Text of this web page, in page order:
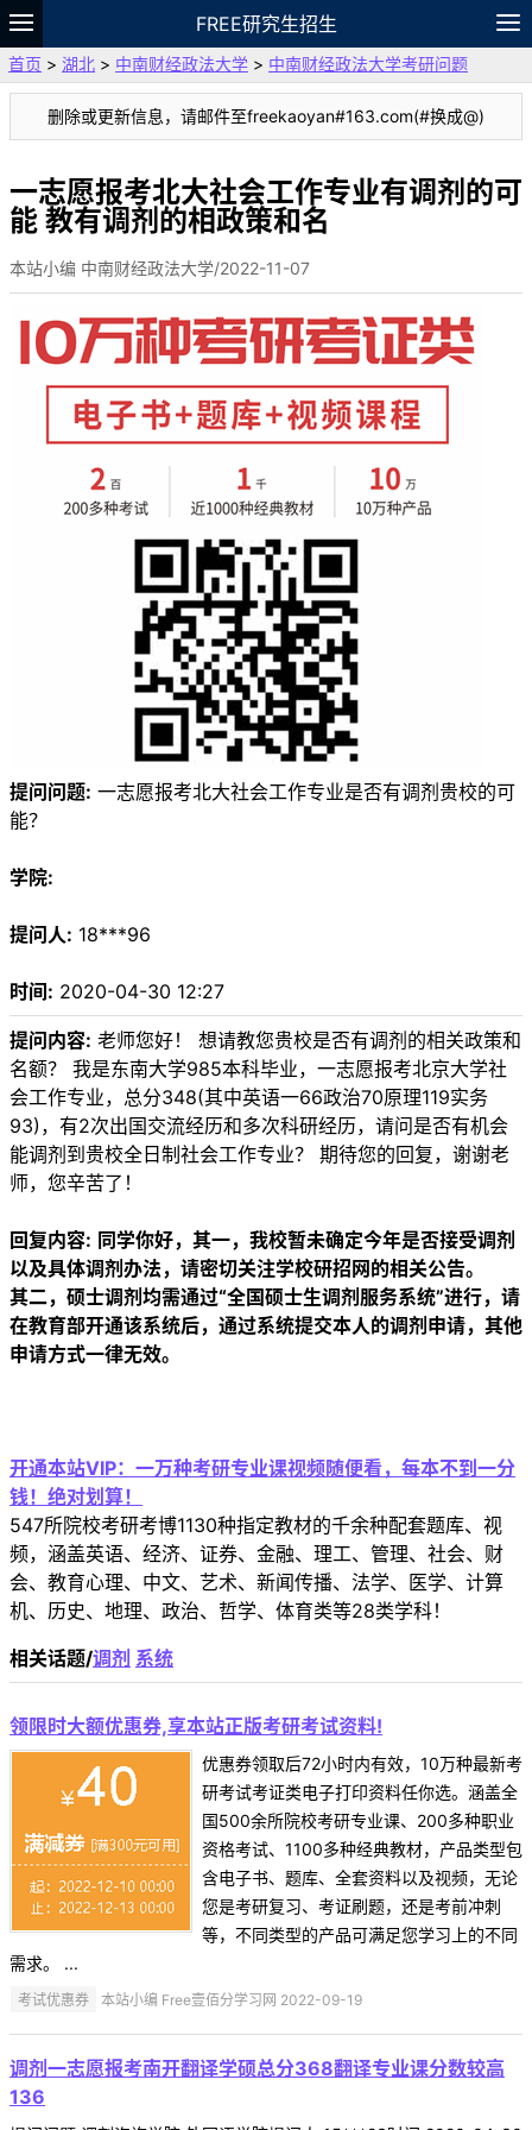
FREE研究生招生
题库
故事 专题 APP 笔记
论坛
VIP
资料
首页 > 湖北 > 中南财经政法大学 > 中南财经政法大学考研问题
删除或更新信息，请邮件至freekaoyan#163.com(#换成@)
一志愿报考北大社会工作专业有调剂的可
能 教有调剂的相政策和名
本站小编 中南财经政法大学/2022-11-07
提问问题: 一志愿报考北大社会工作专业是否有调剂贵校的可
能？
学院:
提问人: 18***96
时间: 2020-04-30 12:27
提问内容: 老师您好！ 想请教您贵校是否有调剂的相关政策和
名额？ 我是东南大学985本科毕业，一志愿报考北京大学社
会工作专业，总分348(其中英语一66政治70原理119实务
93)，有2次出国交流经历和多次科研经历，请问是否有机会
能调剂到贵校全日制社会工作专业？ 期待您的回复，谢谢老
师，您辛苦了！
回复内容: 同学你好，其一，我校暂未确定今年是否接受调剂
以及具体调剂办法，请密切关注学校研招网的相关公告。
其二，硕士调剂均需通过“全国硕士生调剂服务系统”进行，请
在教育部开通该系统后，通过系统提交本人的调剂申请，其他
申请方式一律无效。
开通本站VIP：一万种考研专业课视频随便看，每本不到一分
钱！绝对划算！
547所院校考研考博1130种指定教材的千余种配套题库、视
频，涵盖英语、经济、证券、金融、理工、管理、社会、财
会、教育心理、中文、艺术、新闻传播、法学、医学、计算
机、历史、地理、政治、哲学、体育类等28类学科！
相关话题/调剂 系统
领限时大额优惠券,享本站正版考研考试资料!
优惠券领取后72小时内有效，10万种最新考
研考试考证类电子打印资料任你选。涵盖全
国500余所院校考研专业课、200多种职业
资格考试、1100多种经典教材，产品类型包
含电子书、题库、全套资料以及视频，无论
您是考研复习、考证刷题，还是考前冲刺
等，不同类型的产品可满足您学习上的不同
需求。 ...
考试优惠券 本站小编 Free壹佰分学习网 2022-09-19
调剂一志愿报考南开翻译学硕总分368翻译专业课分数较高
136